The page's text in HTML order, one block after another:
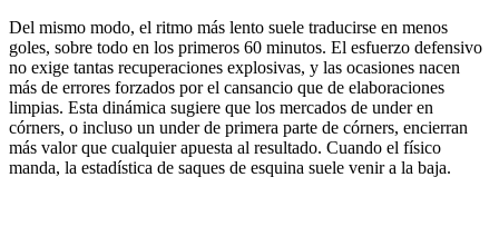
Del mismo modo, el ritmo más lento suele traducirse en menos
goles, sobre todo en los primeros 60 minutos. El esfuerzo defensivo
no exige tantas recuperaciones explosivas, y las ocasiones nacen
más de errores forzados por el cansancio que de elaboraciones
limpias. Esta dinámica sugiere que los mercados de under en
córners, o incluso un under de primera parte de córners, encierran
más valor que cualquier apuesta al resultado. Cuando el físico
manda, la estadística de saques de esquina suele venir a la baja.